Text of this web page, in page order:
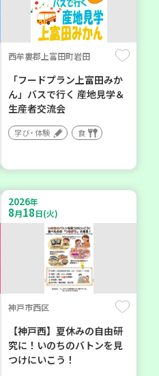
西牟婁郡上富田町岩田
「フードプラン上富田みか
ん」バスで行く 産地見学＆
生産者交流会
学び・体験 食
2026年
8月18日(火)
神戸市西区
【神戸西】夏休みの自由研
究に！いのちのバトンを見
つけにいこう！